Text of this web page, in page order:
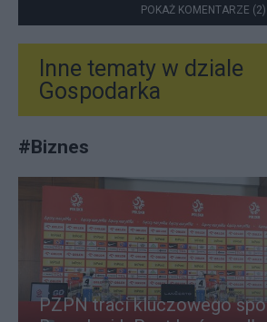
POKAŻ KOMENTARZE (2)
Inne tematy w dziale
Gospodarka
#Biznes
PZPN traci kluczowego